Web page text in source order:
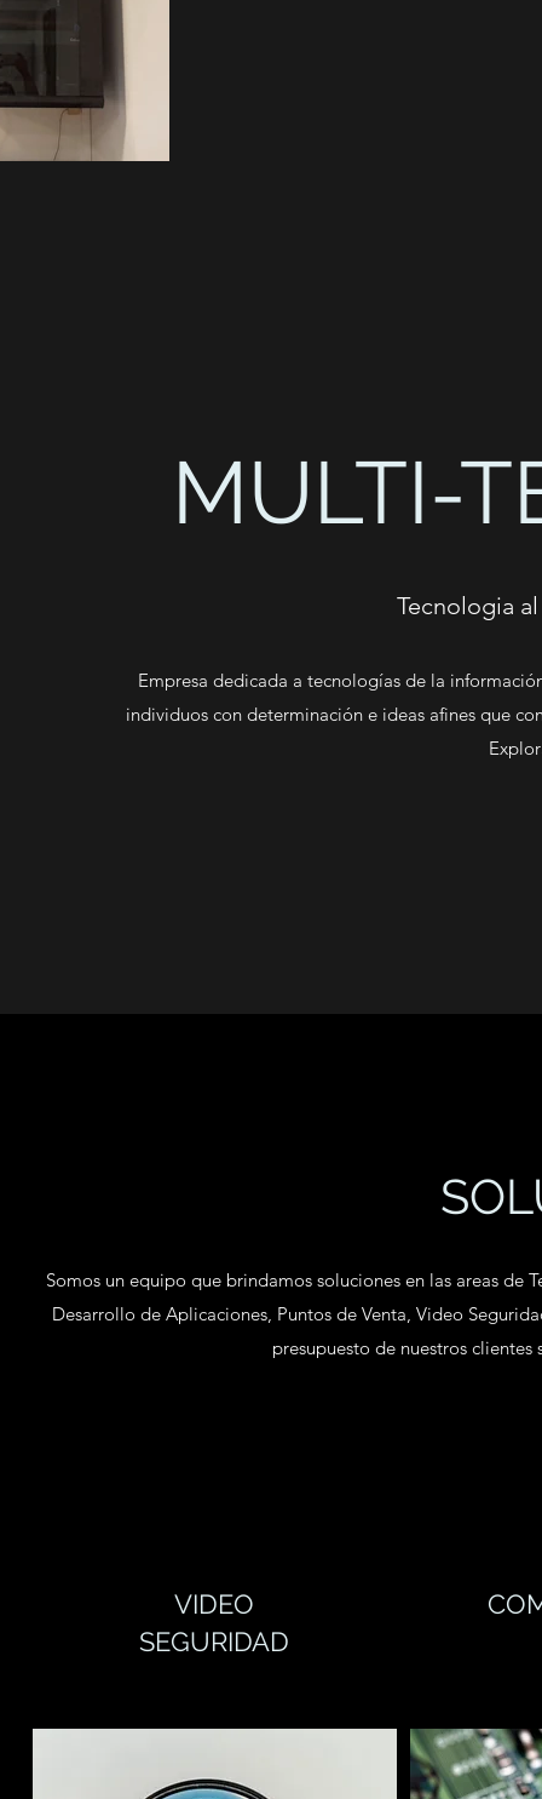
MULTI-
Tecnologia
Empresa dedicada a tecnologías de la
individuos con determinación e ideas afines que
Somos un equipo que brindamos soluciones en las areas
Desarrollo de Aplicaciones, Puntos de Venta, Video
presupuesto de nuestros
VIDEO
SEGURIDAD